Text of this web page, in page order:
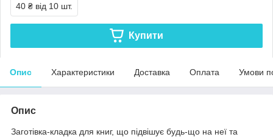
40 ₴ від 10 шт.
Купити
Опис Характеристики Доставка Оплата Умови
Опис
Заготівка-кладка для книг, що підвішує будь-що на неї та